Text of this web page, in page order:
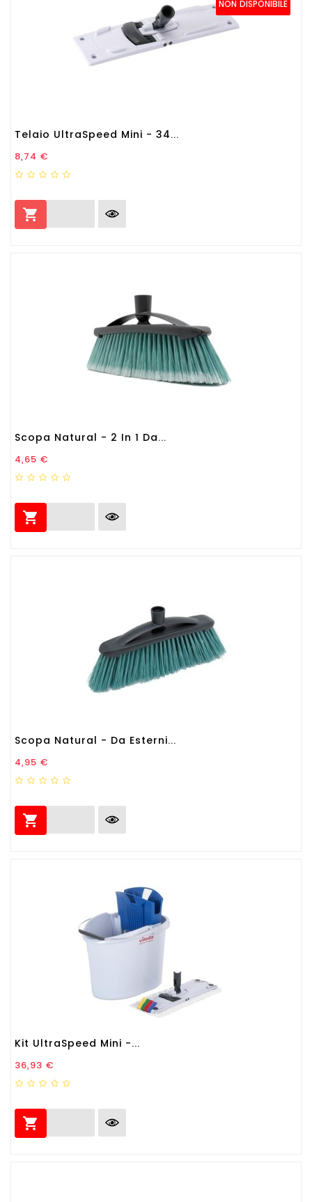
NON DISPONIBILE
Telaio UltraSpeed Mini - 34...
Prezzo
8,74 €

Scopa Natural - 2 In 1 Da...
Prezzo
4,65 €

Scopa Natural - Da Esterni...
Prezzo
4,95 €

Kit UltraSpeed Mini -...
Prezzo
36,93 €
